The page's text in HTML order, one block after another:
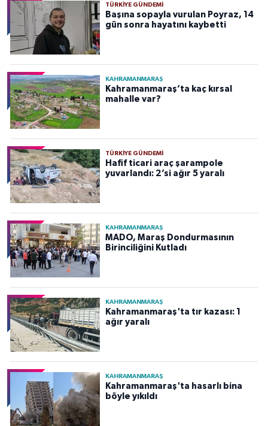
TÜRKIYE GÜNDEMI
Başına sopayla vurulan Poyraz, 14
gün sonra hayatını kaybetti
KAHRAMANMARAŞ
Kahramanmaraş’ta kaç kırsal
mahalle var?
TÜRKIYE GÜNDEMI
Hafif ticari araç şarampole
yuvarlandı: 2’si ağır 5 yaralı
KAHRAMANMARAŞ
MADO, Maraş Dondurmasının
Birinciliğini Kutladı
KAHRAMANMARAŞ
Kahramanmaraş'ta tır kazası: 1
ağır yaralı
KAHRAMANMARAŞ
Kahramanmaraş'ta hasarlı bina
böyle yıkıldı